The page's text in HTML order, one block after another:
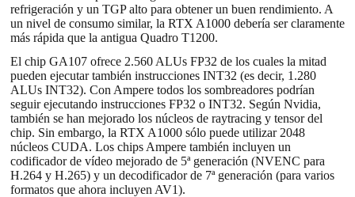
refrigeración y un TGP alto para obtener un buen rendimiento. A
un nivel de consumo similar, la RTX A1000 debería ser claramente
más rápida que la antigua Quadro T1200.
El chip GA107 ofrece 2.560 ALUs FP32 de los cuales la mitad
pueden ejecutar también instrucciones INT32 (es decir, 1.280
ALUs INT32). Con Ampere todos los sombreadores podrían
seguir ejecutando instrucciones FP32 o INT32. Según Nvidia,
también se han mejorado los núcleos de raytracing y tensor del
chip. Sin embargo, la RTX A1000 sólo puede utilizar 2048
núcleos CUDA. Los chips Ampere también incluyen un
codificador de vídeo mejorado de 5ª generación (NVENC para
H.264 y H.265) y un decodificador de 7ª generación (para varios
formatos que ahora incluyen AV1).